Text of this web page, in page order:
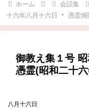
ホーム 会話集
十六年八月十六日 ＊ 憑霊(
御教え集１号
憑霊(昭和二十
八月十六日